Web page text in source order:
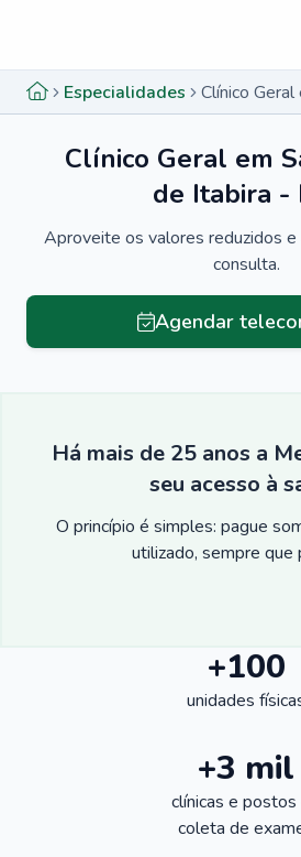
Especialidades
Clínico Geral em
de Itabira -
Aproveite os valores reduzidos e
consulta.
Agendar
Há mais de 25 anos a
seu acesso à
O princípio é simples: pague
utilizado, sempre que
+100
unidades
+3 mil
clínicas e postos
coleta de